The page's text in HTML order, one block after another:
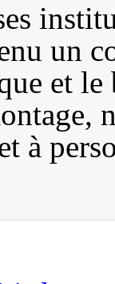
un
et le
à